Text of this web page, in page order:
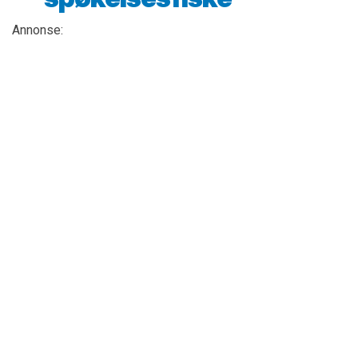
Annonse: